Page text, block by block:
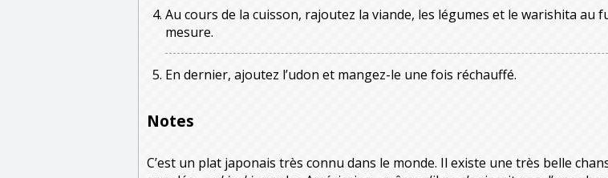
Au cours de la cuisson, rajoutez la viande, les légumes et le warishita au
mesure.
En dernier, ajoutez l’udon et mangez-le une fois réchauffé.
Notes
C’est un plat japonais très connu dans le monde. Il existe une très belle